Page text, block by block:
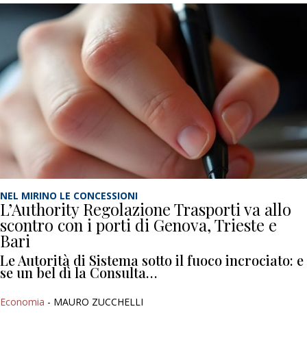
NEL MIRINO LE CONCESSIONI
L’Authority Regolazione Trasporti va allo
scontro con i porti di Genova, Trieste e
Bari
Le Autorità di Sistema sotto il fuoco incrociato: e
se un bel dì la Consulta…
Economia - MAURO ZUCCHELLI